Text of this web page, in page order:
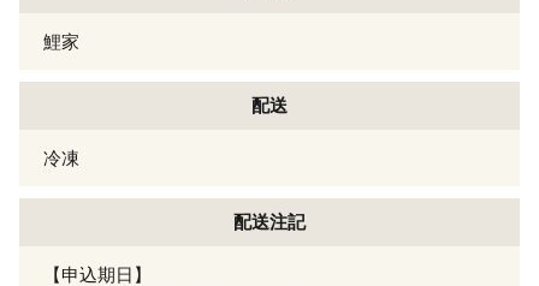
鯉家
配送
冷凍
配送注記
【申込期日】